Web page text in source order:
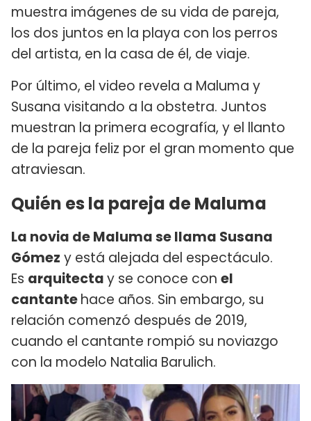
muestra imágenes de su vida de pareja,
los dos juntos en la playa con los perros
del artista, en la casa de él, de viaje.
Por último, el video revela a Maluma y
Susana visitando a la obstetra. Juntos
muestran la primera ecografía, y el llanto
de la pareja feliz por el gran momento que
atraviesan.
Quién es la pareja de Maluma
La novia de Maluma se llama Susana
Gómez y está alejada del espectáculo.
Es arquitectay se conoce con el
cantantehace años. Sin embargo, su
relación comenzó después de 2019,
cuando el cantante rompió su noviazgo
con la modelo Natalia Barulich.